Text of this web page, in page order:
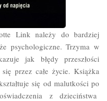
Link należy do bardziej
psychologiczne. Trzyma w
jak błędy przeszłości
przez całe życie. Książka
się od malutkości po
z dzieciństwa